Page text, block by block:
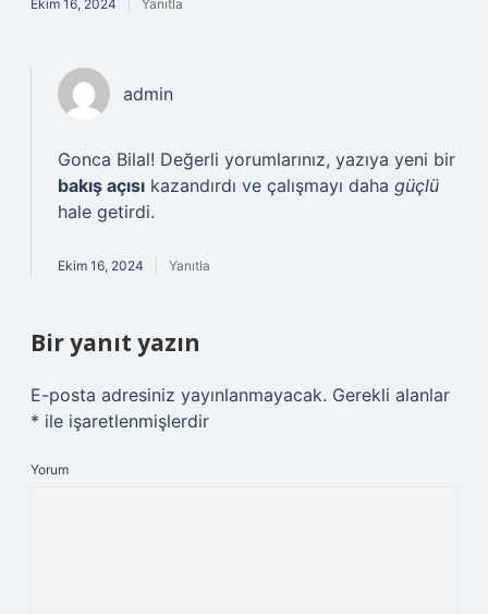
Ekim 16, 2024 Yanıtla
admin
Gonca Bilal! Değerli yorumlarınız, yazıya yeni bir
bakış açısı kazandırdı ve çalışmayı daha güçlü
hale getirdi.
Ekim 16, 2024 Yanıtla
Bir yanıt yazın
E-posta adresiniz yayınlanmayacak. Gerekli alanlar
* ile işaretlenmişlerdir
Yorum